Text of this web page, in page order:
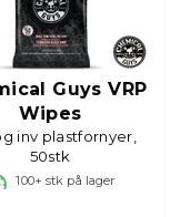
Guys VRP
Wipes
inv plastfornyer,
50stk
100+ stk på lager